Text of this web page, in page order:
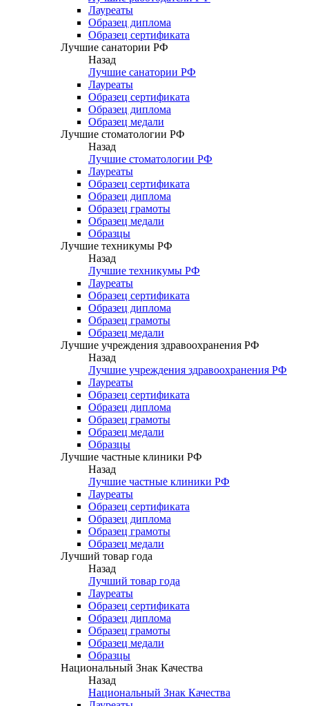
Лауреаты
Образец диплома
Образец сертификата
Лучшие санатории РФ
Назад
Лучшие санатории РФ
Лауреаты
Образец сертификата
Образец диплома
Образец медали
Лучшие стоматологии РФ
Назад
Лучшие стоматологии РФ
Лауреаты
Образец сертификата
Образец диплома
Образец грамоты
Образец медали
Образцы
Лучшие техникумы РФ
Назад
Лучшие техникумы РФ
Лауреаты
Образец сертификата
Образец диплома
Образец грамоты
Образец медали
Лучшие учреждения здравоохранения РФ
Назад
Лучшие учреждения здравоохранения РФ
Лауреаты
Образец сертификата
Образец диплома
Образец грамоты
Образец медали
Образцы
Лучшие частные клиники РФ
Назад
Лучшие частные клиники РФ
Лауреаты
Образец сертификата
Образец диплома
Образец грамоты
Образец медали
Лучший товар года
Назад
Лучший товар года
Лауреаты
Образец сертификата
Образец диплома
Образец грамоты
Образец медали
Образцы
Национальный Знак Качества
Назад
Национальный Знак Качества